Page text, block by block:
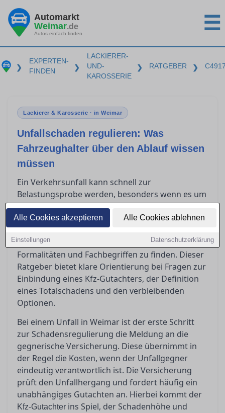
Alle Cookies akzeptieren Alle Cookies ablehnen
Einstellungen Datenschutzerklärung
Automarkt
Weimar.de
Autos einfach finden ☰
❯
EXPERTEN-
FINDEN
❯
LACKIERER-
UND-
KAROSSERIE
❯ RATGEBER ❯
Lackierer & Karosserie · in Weimar
Unfallschaden regulieren: Was
Fahrzeughalter über den Ablauf wissen
müssen
Ein Verkehrsunfall kann schnell zur
Belastungsprobe werden, besonders wenn es um
die Regulierung des Schadens über die
gegnerische Versicherung geht. Fahrzeughalter
in Weimar stehen oft vor der Herausforderung,
den richtigen Weg durch den Dschungel von
Formalitäten und Fachbegriffen zu finden. Dieser
Ratgeber bietet klare Orientierung bei Fragen zur
Einbindung eines Kfz-Gutachters, der Definition
eines Totalschadens und den verbleibenden
Optionen.
Bei einem Unfall in Weimar ist der erste Schritt
zur Schadensregulierung die Meldung an die
gegnerische Versicherung. Diese übernimmt in
der Regel die Kosten, wenn der Unfallgegner
eindeutig verantwortlich ist. Die Versicherung
prüft den Unfallhergang und fordert häufig ein
unabhängiges Gutachten an. Hierbei kommt der
Kfz-Gutachter ins Spiel, der Schadenhöhe und